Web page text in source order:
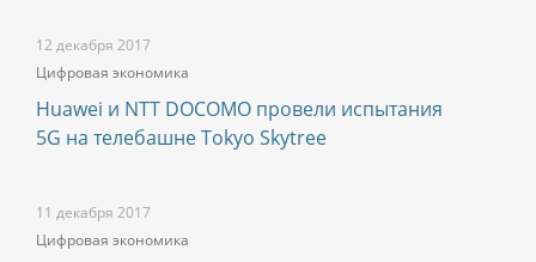
12 декабря 2017
Цифровая экономика
Huawei и NTT DOCOMO провели испытания
5G на телебашне Tokyo Skytree
11 декабря 2017
Цифровая экономика